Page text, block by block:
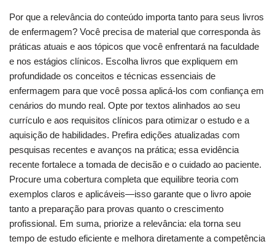
Por que a relevância do conteúdo importa tanto para seus livros
de enfermagem? Você precisa de material que corresponda às
práticas atuais e aos tópicos que você enfrentará na faculdade
e nos estágios clínicos. Escolha livros que expliquem em
profundidade os conceitos e técnicas essenciais de
enfermagem para que você possa aplicá-los com confiança em
cenários do mundo real. Opte por textos alinhados ao seu
currículo e aos requisitos clínicos para otimizar o estudo e a
aquisição de habilidades. Prefira edições atualizadas com
pesquisas recentes e avanços na prática; essa evidência
recente fortalece a tomada de decisão e o cuidado ao paciente.
Procure uma cobertura completa que equilibre teoria com
exemplos claros e aplicáveis—isso garante que o livro apoie
tanto a preparação para provas quanto o crescimento
profissional. Em suma, priorize a relevância: ela torna seu
tempo de estudo eficiente e melhora diretamente a competência